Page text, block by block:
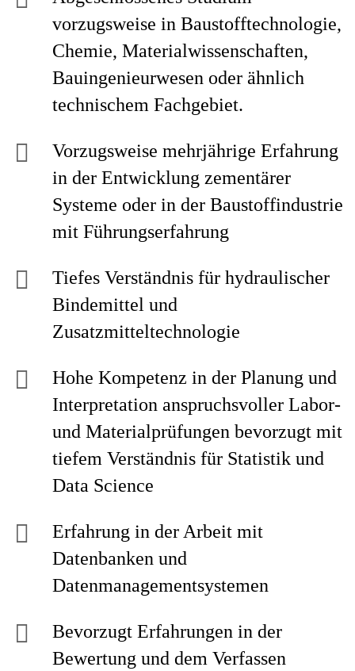
vorzugsweise in Baustofftechnologie,
Chemie, Materialwissenschaften,
Bauingenieurwesen oder ähnlich
technischem Fachgebiet.
Vorzugsweise mehrjährige Erfahrung
in der Entwicklung zementärer
Systeme oder in der Baustoffindustrie
mit Führungserfahrung
Tiefes Verständnis für hydraulischer
Bindemittel und
Zusatzmitteltechnologie
Hohe Kompetenz in der Planung und
Interpretation anspruchsvoller Labor-
und Materialprüfungen bevorzugt mit
tiefem Verständnis für Statistik und
Data Science
Erfahrung in der Arbeit mit
Datenbanken und
Datenmanagementsystemen
Bevorzugt Erfahrungen in der
Bewertung und dem Verfassen